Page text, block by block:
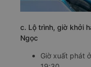
c. Lộ trình, giờ khởi
Ngọc
Giờ xuất phát